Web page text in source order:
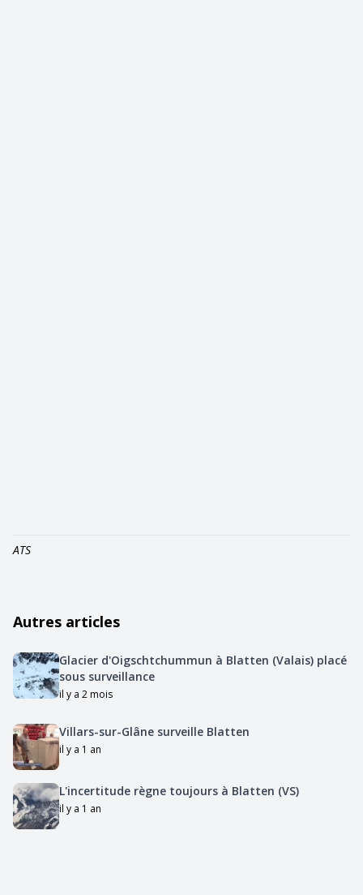
ATS
Autres articles
Glacier d'Oigschtchummun à Blatten (Valais) placé
sous surveillance
il y a 2 mois
Villars-sur-Glâne surveille Blatten
il y a 1 an
L'incertitude règne toujours à Blatten (VS)
il y a 1 an